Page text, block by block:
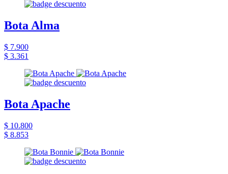
Bota Alma
$ 7.900
$ 3.361
Bota Apache
$ 10.800
$ 8.853